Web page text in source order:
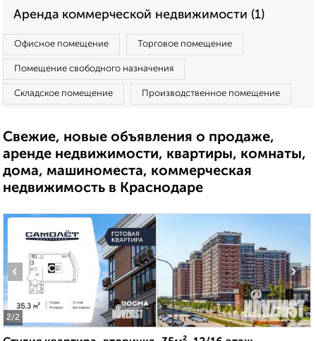
Аренда коммерческой недвижимости (1)
Офисное помещение Торговое помещение
Помещение свободного назначения
Складское помещение Производственное помещение
Свежие, новые объявления о продаже,
аренде недвижимости, квартиры, комнаты,
дома, машиноместа, коммерческая
недвижимость в Краснодаре
2/2
‹ ›